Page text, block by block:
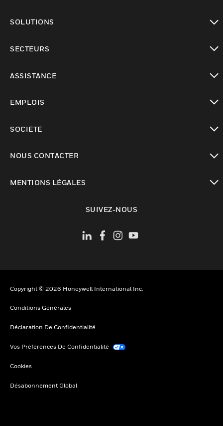
SOLUTIONS
SECTEURS
ASSISTANCE
EMPLOIS
SOCIÉTÉ
NOUS CONTACTER
MENTIONS LÉGALES
SUIVEZ-NOUS
Copyright © 2026 Honeywell International Inc.
Conditions Générales
Déclaration De Confidentialité
Vos Préférences De Confidentialité
Cookies
Désabonnement Global